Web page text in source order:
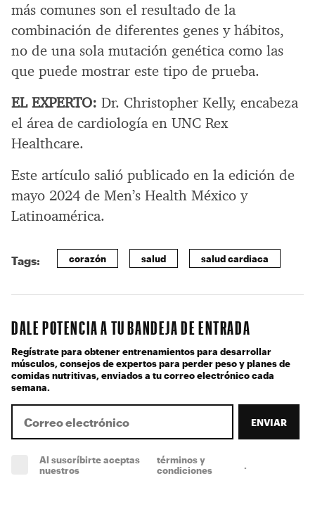
más comunes son el resultado de la
combinación de diferentes genes y hábitos,
no de una sola mutación genética como las
que puede mostrar este tipo de prueba.
EL EXPERTO: Dr. Christopher Kelly, encabeza
el área de cardiología en UNC Rex
Healthcare.
Este artículo salió publicado en la edición de
mayo 2024 de Men’s Health México y
Latinoamérica.
Tags: corazón salud salud cardiaca
DALE POTENCIA A TU BANDEJA DE ENTRADA
Regístrate para obtener entrenamientos para desarrollar
músculos, consejos de expertos para perder peso y planes de
comidas nutritivas, enviados a tu correo electrónico cada
semana.
ENVIAR
Al suscríbirte aceptas
nuestros
términos y
condiciones